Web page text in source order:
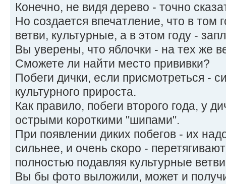
Конечно, не видя дерево - точно
Но создается впечатление, что в том
ветви, культурные, а в этом году -
Вы уверены, что яблочки - на тех же
Сможете ли найти место прививки?
Побеги дички, если присмотреться -
культурного прироста.
Как правило, побеги второго года, у
острыми короткими "шипами".
При появлении диких побегов - их
сильнее, и очень скоро -
полностью подавляя культурные
Вы бы фото выложили, может и